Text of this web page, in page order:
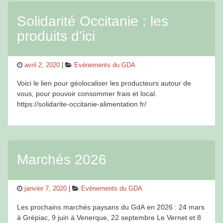
Solidarité Occitanie : les
produits d’ici
Posted
avril 2, 2020 Categories
Evènements du GDA
Voici le lien pour géolocaliser les producteurs autour de
vous, pour pouvoir consommer frais et local.
https://solidarite-occitanie-alimentation.fr/
Marchés 2026
Posted
janvier 7, 2020 Categories
Evènements du GDA
Les prochains marchés paysans du GdA en 2026 : 24 mars
à Grépiac, 9 juin à Venerque, 22 septembre Le Vernet et 8